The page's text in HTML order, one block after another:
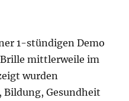
1-stündigen Demo
Brille mittlerweile im
wurden
Bildung, Gesundheit